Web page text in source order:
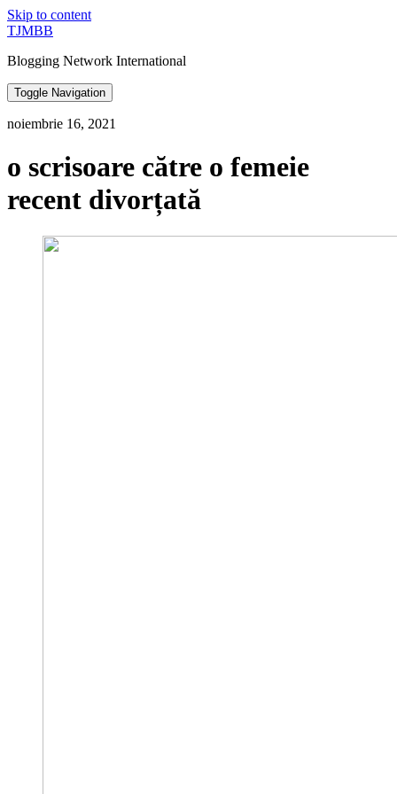
Skip to content
TJMBB
Blogging Network International
Toggle Navigation
noiembrie 16, 2021
o scrisoare către o femeie
recent divorțată